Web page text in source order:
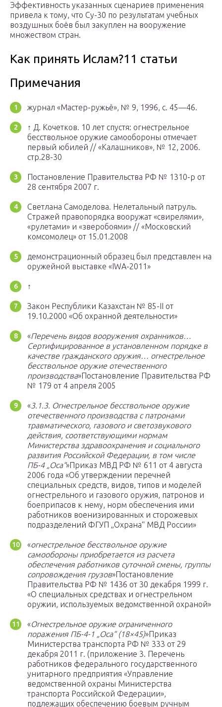
Эффективность указанных сценариев применения
привела к тому, что Су-30 по результатам учебных
воздушных боёв был закуплен на вооружение
множеством стран.
Как принять Ислам?11 статьи
Примечания
журнал «Мастер-ружьё», № 9, 1996, с. 45—46.
↑ Д. Кочетков. 10 лет спустя: огнестрельное
бесствольное оружие самообороны отмечает
первый юбилей // «Калашников», № 12, 2006.
стр.28-30
Постановление Правительства РФ № 1310-р от
28 сентября 2007 г.
Светлана Самоделова. Нелетальный патруль.
Стражей правопорядка вооружат «свирелями»,
«рулетами» и «зверобоями» // «Московский
комсомолец» от 15.01.2008
демонстрационный образец был представлен на
оружейной выставке «IWA-2011»
↑
Закон Республики Казахстан № 85-II от
19.10.2000 «Об охранной деятельности»
«Перечень видов вооружения охранников…
Сертифицированное в установленном порядке в
качестве гражданского оружия… огнестрельное
бесствольное оружие отечественного
производства»Постановление Правительства РФ
№ 179 от 4 апреля 2005
« 3.1.3. Огнестрельное бесствольное оружие
отечественного производства с патронами
травматического, газового и светозвукового
действия, соответствующими нормам
Министерства здравоохранения и социального
развития Российской Федерации, в том числе
ПБ-4 „Оса“»Приказ МВД РФ № 611 от 4 августа
2006 года «Об утверждении перечней
специальных средств, видов, типов и моделей
огнестрельного и газового оружия, патронов и
боеприпасов к нему, норм обеспечения ими
работников военизированных и сторожевых
подразделений ФГУП „Охрана“ МВД России»
«огнестрельное бесствольное оружие
самообороны приобретается из расчета
обеспечения работников суточной смены, группы
сопровождения грузов»Постановление
Правительства РФ № 1436 от 30 декабря 1999 г.
«О специальных средствах и огнестрельном
оружии, используемых ведомственной охраной»
«Огнестрельное оружие ограниченного
поражения ПБ-4-1 „Оса“ (18×45)»Приказ
Министерства транспорта РФ № 333 от 29
декабря 2011 г. (приложение 3. Перечень
работников федерального государственного
унитарного предприятия «Управление
ведомственной охраны Министерства
транспорта Российской Федерации»,
подлежащих обеспечению боевым ручным